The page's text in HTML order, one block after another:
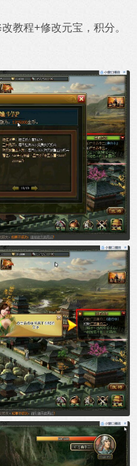
教程+修改元宝，积分。